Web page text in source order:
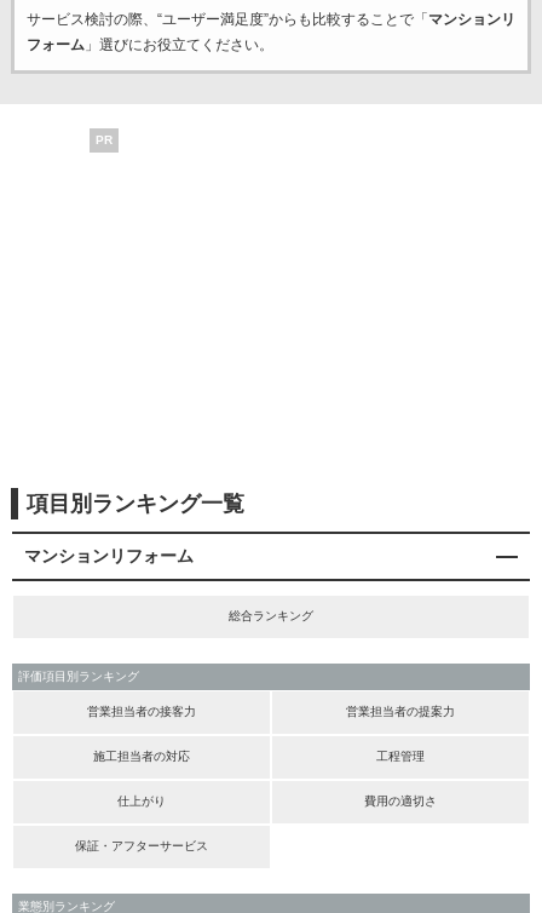
サービス検討の際、“ユーザー満足度”からも比較することで「 マンションリ
フォーム」選びにお役立てください。
PR
項目別ランキング一覧
マンションリフォーム
総合ランキング
評価項目別ランキング
営業担当者の接客力 営業担当者の提案力
施工担当者の対応 工程管理
仕上がり 費用の適切さ
保証・アフターサービス
業態別ランキング